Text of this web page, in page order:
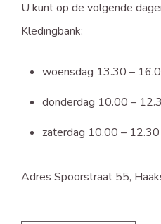
U kunt op de volgende
Kledingbank:
woensdag 13.30 –
donderdag 10.00 –
zaterdag 10.00 – 12.30
Adres Spoorstraat 55,